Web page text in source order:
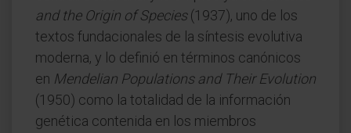
and the Origin of Species(1937), uno de los
textos fundacionales de la síntesis evolutiva
moderna, y lo definió en términos canónicos
en Mendelian Populations and Their Evolution
(1950) como la totalidad de la información
genética contenida en los miembros